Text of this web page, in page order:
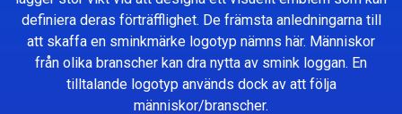
definiera deras förträfflighet. De främsta anledningarna till
att skaffa en sminkmärke logotyp nämns här. Människor
från olika branscher kan dra nytta av smink loggan. En
tilltalande logotyp används dock av att följa
människor/branscher.